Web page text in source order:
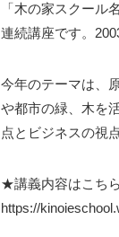
「木の家スクール
連続講座です。
今年のテーマは、
や都市の緑、木を
点とビジネスの視
★講義内容はこちら
https://